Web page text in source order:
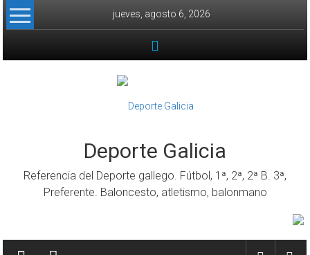
Skip to content
jueves, agosto 6, 2026
Deporte Galicia
Referencia del Deporte gallego. Fútbol, 1ª, 2ª, 2ª B. 3ª,
Preferente. Baloncesto, atletismo, balonmano